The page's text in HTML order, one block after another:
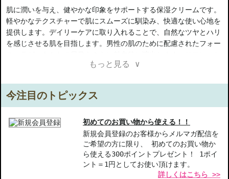
肌に潤いを与え、健やかな印象をサポートする保湿クリームです。
軽やかなテクスチャーで肌にスムーズに馴染み、快適な使い心地を
提供します。デイリーケアに取り入れることで、自然なツヤとハリ
を感じさせる肌を目指します。男性の肌のために配慮されたフォー
ュする香りで心地よい気分に。毎日のケアにお勧めの一品です。
【商品の特徴】
軽やかなテクスチャー-ベタつかず肌にスムーズに馴染む快適な使
男性向け処方-男性の肌を考慮したフォーミュラで自然なツヤとハ
もっと見る ∨
今注目のトピックス
初めてのお買い物から使える！！
新規会員登録のお客様からメルマガ配信を
ご希望の方に限り、 初めてのお買い物か
ら使える300ポイントプレゼント！ 1ポイ
ント＝1円としてお使い頂けます。
詳しくはこちら >>